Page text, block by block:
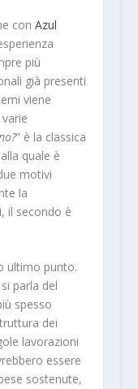
con Azul
più
già presenti
viene
” è la classica
quale è
motivi
la
il secondo è
ultimo punto.
parla del
spesso
dei
lavorazioni
essere
sostenute,